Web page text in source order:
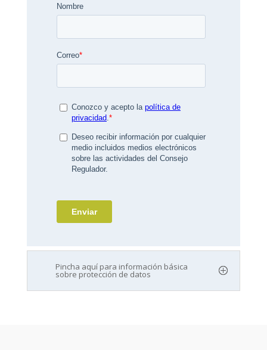
Pincha aquí para información básica
sobre protección de datos